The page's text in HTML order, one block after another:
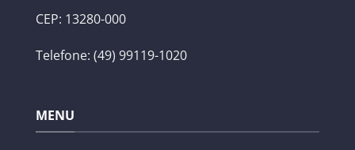
CEP: 13280-000
Telefone: (49) 99119-1020
MENU